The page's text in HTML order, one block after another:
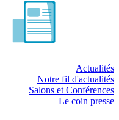
Actualités
Notre fil d'actualités
Salons et Conférences
Le coin presse